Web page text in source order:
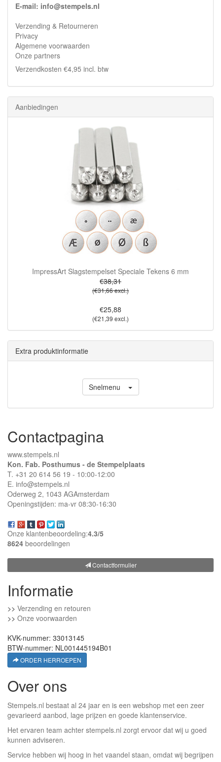
E-mail: info@stempels.nl
Verzending & Retourneren
Privacy
Algemene voorwaarden
Onze partners
Verzendkosten €4,95 incl. btw
Aanbiedingen
ImpressArt Slagstempelset Speciale Tekens 6 mm
€38,31
(€31,66 excl.)
€25,88
(€21,39 excl.)
Extra produktinformatie
Snelmenu
Contactpagina
www.stempels.nl
Kon. Fab. Posthumus - de Stempelplaats
T. +31 20 614 56 19 - 10:00-12:00
E. info@stempels.nl
Oderweg 2, 1043 AGAmsterdam
Openingstijden: ma-vr 08:30-16:30
Onze klantenbeoordeling:4.3/5
8624 beoordelingen
Contactformulier
Informatie
>> Verzending en retouren
>> Onze voorwaarden
KVK-nummer: 33013145
BTW-nummer: NL001445194B01
ORDER HERROEPEN
Over ons
Stempels.nl bestaat al 24 jaar en is een webshop met een zeer
gevarieerd aanbod, lage prijzen en goede klantenservice.
Het ervaren team achter stempels.nl zorgt ervoor dat wij u goed
kunnen adviseren.
Service hebben wij hoog in het vaandel staan, omdat wij begrijpen